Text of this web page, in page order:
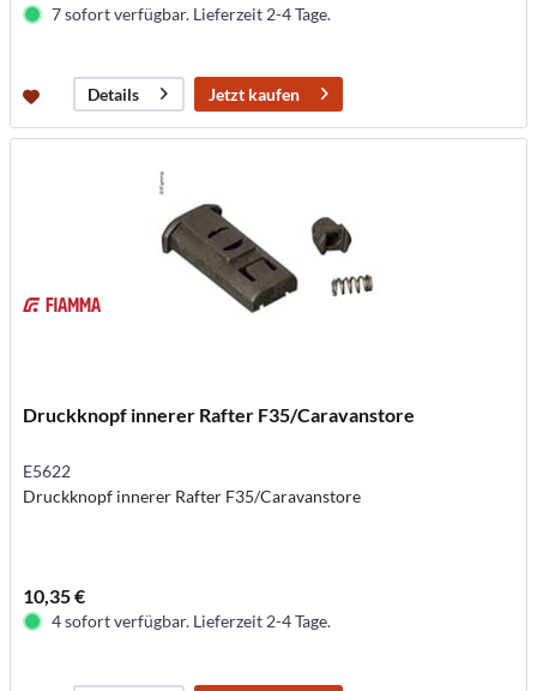
7 sofort verfügbar. Lieferzeit 2-4 Tage.
Details Jetzt kaufen
Druckknopf innerer Rafter F35/Caravanstore
E5622
Druckknopf innerer Rafter F35/Caravanstore
10,35 €
4 sofort verfügbar. Lieferzeit 2-4 Tage.